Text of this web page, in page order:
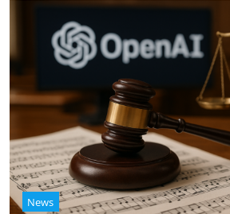
News